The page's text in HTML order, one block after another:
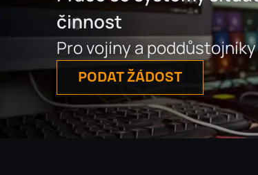
činnost
Pro vojíny a poddůstojníky
PODAT ŽÁDOST